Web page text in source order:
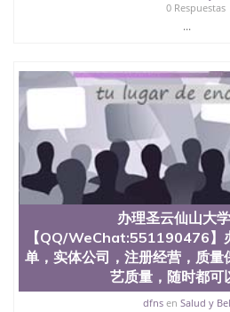
国的学生来此就读。其有名的科
子工程学，工商管理学，艺术设
也吸引了众多不同国家的专业人
二、办理流程： 1、收集客户办
定金下单； 3、公司确认到账转
4、电子图做好发给客户确认；
品部做成品； 6、成品做好拍照
款； 7、快递给客户（国内顺丰
真实网上可查的证明材料 1、教
留服真实存档可查，存档。 2
（使馆认证），使馆网站真实
真实可查认证办理，存档可查，
流程农业科学院、艺术与建筑
院、地球及物质科学院、教育
与人类发展学院、信息工程与科
护理学院、科学学院等。学校的
前十名，工学院排名在前十五名
0 Respuestas
...
办理圣云仙山大
【QQ/WeChat:551190476】
单，实体公司，注册经营，质
艺质量，随时都可
dfnsen Salud y